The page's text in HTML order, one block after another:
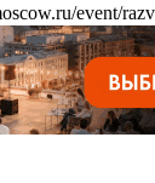
event/